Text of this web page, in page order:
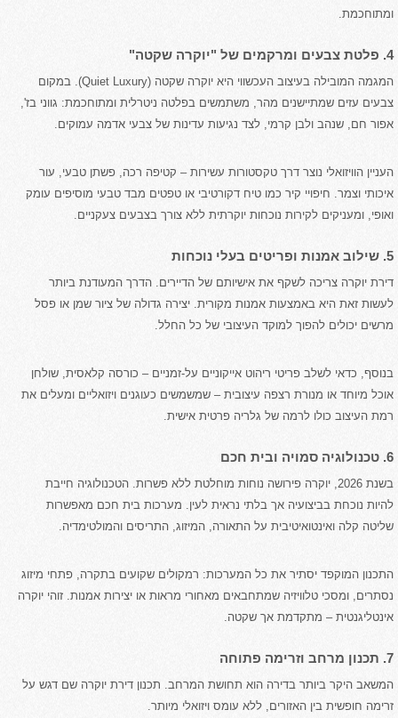
ומתוחכמת.
4. פלטת צבעים ומרקמים של "יוקרה שקטה"
המגמה המובילה בעיצוב העכשווי היא יוקרה שקטה (Quiet Luxury). במקום
צבעים עזים שמתיישנים מהר, משתמשים בפלטה ניטרלית ומתוחכמת: גווני בז',
אפור חם, שנהב ולבן קרמי, לצד נגיעות עדינות של צבעי אדמה עמוקים.
העניין הוויזואלי נוצר דרך טקסטורות עשירות – קטיפה רכה, פשתן טבעי, עור
איכותי וצמר. חיפויי קיר כמו טיח דקורטיבי או טפטים מבד טבעי מוסיפים עומק
ואופי, ומעניקים לקירות נוכחות יוקרתית ללא צורך בצבעים צעקניים.
5. שילוב אמנות ופריטים בעלי נוכחות
דירת יוקרה צריכה לשקף את אישיותם של הדיירים. הדרך המעודנת ביותר
לעשות זאת היא באמצעות אמנות מקורית. יצירה גדולה של ציור שמן או פסל
מרשים יכולים להפוך למוקד העיצובי של כל החלל.
בנוסף, כדאי לשלב פריטי ריהוט אייקוניים על-זמניים – כורסה קלאסית, שולחן
אוכל מיוחד או מנורת רצפה עיצובית – שמשמשים כעוגנים ויזואליים ומעלים את
רמת העיצוב כולו לרמה של גלריה פרטית אישית.
6. טכנולוגיה סמויה ובית חכם
בשנת 2026, יוקרה פירושה נוחות מוחלטת ללא פשרות. הטכנולוגיה חייבת
להיות נוכחת בביצועיה אך בלתי נראית לעין. מערכות בית חכם מאפשרות
שליטה קלה ואינטואיטיבית על התאורה, המיזוג, התריסים והמולטימדיה.
התכנון המוקפד יסתיר את כל המערכות: רמקולים שקועים בתקרה, פתחי מיזוג
נסתרים, ומסכי טלוויזיה שמתחבאים מאחורי מראות או יצירות אמנות. זוהי יוקרה
אינטליגנטית – מתקדמת אך שקטה.
7. תכנון מרחב וזרימה פתוחה
המשאב היקר ביותר בדירה הוא תחושת המרחב. תכנון דירת יוקרה שם דגש על
זרימה חופשית בין האזורים, ללא עומס ויזואלי מיותר.